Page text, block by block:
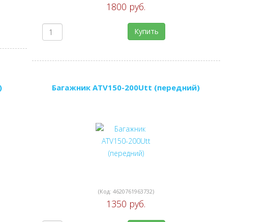
1800 руб.
Купить
Багажник ATV150-200Utt (передний)
(Код: 4620761963732)
1350 руб.